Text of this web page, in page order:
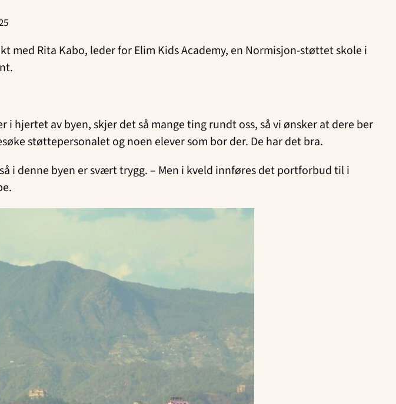
Rita Kabo, leder for Elim Kids Academy, en Normisjon-støttet skole i
hjertet av byen, skjer det så mange ting rundt oss, så vi ønsker at dere ber
støttepersonalet og noen elever som bor der. De har det bra.
i denne byen er svært trygg. – Men i kveld innføres det portforbud til i